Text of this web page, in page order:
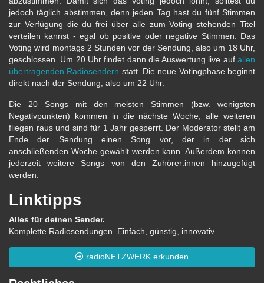
jedoch täglich abstimmen, denn jeden Tag hast du fünf Stimmen
zur Verfügung die du frei über alle zum Voting stehenden Titel
verteilen kannst - egal ob positive oder negative Stimmen. Das
Voting wird montags 2 Stunden vor der Sendung, also um 18 Uhr,
geschlossen. Um 20 Uhr findet dann die Auswertung live auf allen
übertragenden Radiosendern statt. Die neue Votingphase beginnt
direkt nach der Sendung, also um 22 Uhr.
Die 20 Songs mit den meisten Stimmen (bzw. wenigsten
Negativpunkten) kommen in die nächste Woche, alle weiteren
fliegen raus und sind für 1 Jahr gesperrt. Der Moderator stellt am
Ende der Sendung einen Song vor, der in der sich
anschließenden Woche gewählt werden kann. Außerdem können
jederzeit weitere Songs von den Zuhörer:innen hinzugefügt
werden.
Linktipps
Alles für deinen Sender.
Komplette Radiosendungen. Einfach, günstig, innovativ.
radioNETZWERK erkunden